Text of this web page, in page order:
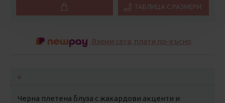
ТАБЛИЦА С РАЗМЕРИ
Вземи сега, плати по-късно
Черна плетена блуза с жакардови акценти и